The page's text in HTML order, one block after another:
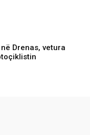
Drenas, vetura